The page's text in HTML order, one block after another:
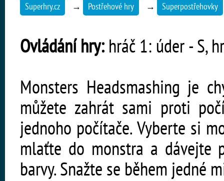
Superhry.cz → Postřehové hry → Superpostřehovky
Ovládání hry: hráč 1: úder - S,
Monsters Headsmashing je
můžete zahrát sami proti
jednoho počítače. Vyberte si
mlaťte do monstra a dávejte
barvy. Snažte se během jedné